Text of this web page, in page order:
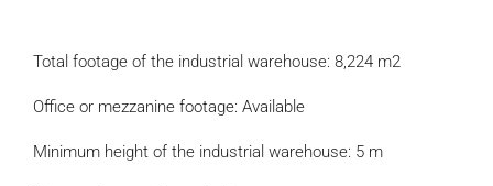
Total footage of the industrial warehouse: 8,224 m2
Office or mezzanine footage: Available
Minimum height of the industrial warehouse: 5 m